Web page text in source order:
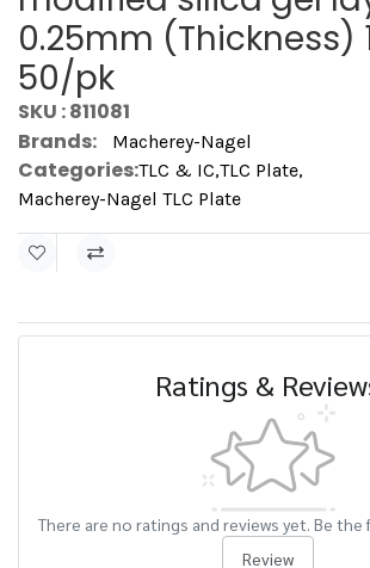
0.25mm (Thickness)
50/pk
SKU : 811081
Brands:
Macherey-Nagel
Categories:TLC & IC,TLC Plate,
Macherey-Nagel TLC Plate
Ratings &
There are no ratings and reviews yet. Be
Review